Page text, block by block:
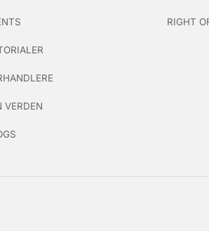
VERDEN
RIGHT